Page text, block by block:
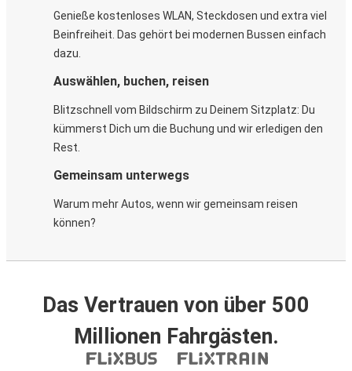
Genieße kostenloses WLAN, Steckdosen und extra viel
Beinfreiheit. Das gehört bei modernen Bussen einfach
dazu.
Auswählen, buchen, reisen
Blitzschnell vom Bildschirm zu Deinem Sitzplatz: Du
kümmerst Dich um die Buchung und wir erledigen den
Rest.
Gemeinsam unterwegs
Warum mehr Autos, wenn wir gemeinsam reisen
können?
Das Vertrauen von über 500
Millionen Fahrgästen.